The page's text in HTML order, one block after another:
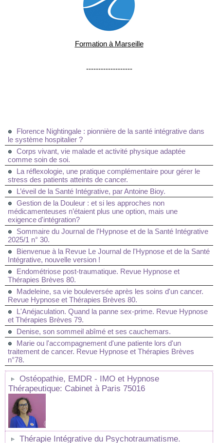
Formation à Marseille
-------------------
Florence Nightingale : pionnière de la santé intégrative dans
le système hospitalier ?
Corps vivant, vie malade et activité physique adaptée
comme soin de soi.
La réflexologie, une pratique complémentaire pour gérer le
stress des patients atteints de cancer.
L’éveil de la Santé Intégrative, par Antoine Bioy.
Gestion de la Douleur : et si les approches non
médicamenteuses n’étaient plus une option, mais une
exigence d'intégration?
Sommaire du Journal de l'Hypnose et de la Santé Intégrative
2025/1 n° 30.
Bienvenue à la Revue Le Journal de l'Hypnose et de la Santé
Intégrative, nouvelle version !
Endométriose post-traumatique. Revue Hypnose et
Thérapies Brèves 80.
Madeleine, sa vie bouleversée après les soins d'un cancer.
Revue Hypnose et Thérapies Brèves 80.
L'Anéjaculation. Quand la panne sex-prime. Revue Hypnose
et Thérapies Brèves 79.
Denise, son sommeil abîmé et ses cauchemars.
Marie ou l'accompagnement d'une patiente lors d'un
traitement de cancer. Revue Hypnose et Thérapies Brèves
n°78.
Ostéopathie, EMDR - IMO et Hypnose
Thérapeutique: Cabinet à Paris 75016
Thérapie Intégrative du Psychotraumatisme.